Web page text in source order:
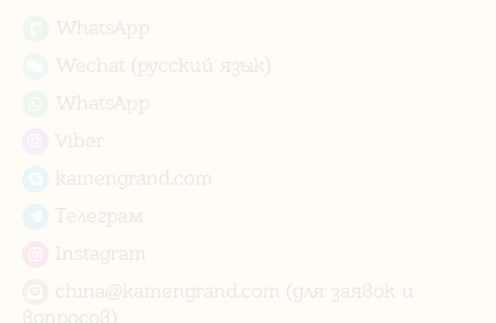
WhatsApp
Wechat (русский язык)
WhatsApp
Viber
kamengrand.com
Телеграм
Instagram
china@kamengrand.com (для заявок и
вопросов)